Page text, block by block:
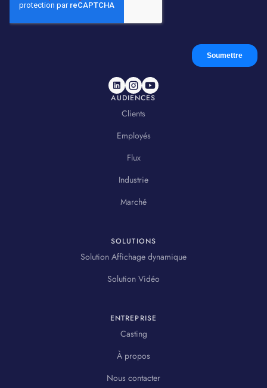
AUDIENCES
Clients
Employés
Flux
Industrie
Marché
SOLUTIONS
Solution Affichage dynamique
Solution Vidéo
ENTREPRISE
Casting
À propos
Nous contacter